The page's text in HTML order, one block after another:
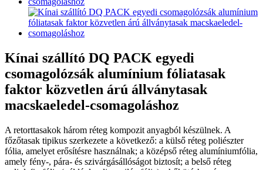
Kínai szállító DQ PACK egyedi
csomagolózsák alumínium fóliatasak
faktor közvetlen árú állványtasak
macskaeledel-csomagoláshoz
A retorttasakok három réteg kompozit anyagból készülnek. A
főzőtasak tipikus szerkezete a következő: a külső réteg poliészter
fólia, amelyet erősítésre használnak; a középső réteg alumíniumfólia,
amely fény-, pára- és szivárgásállóságot biztosít; a belső réteg